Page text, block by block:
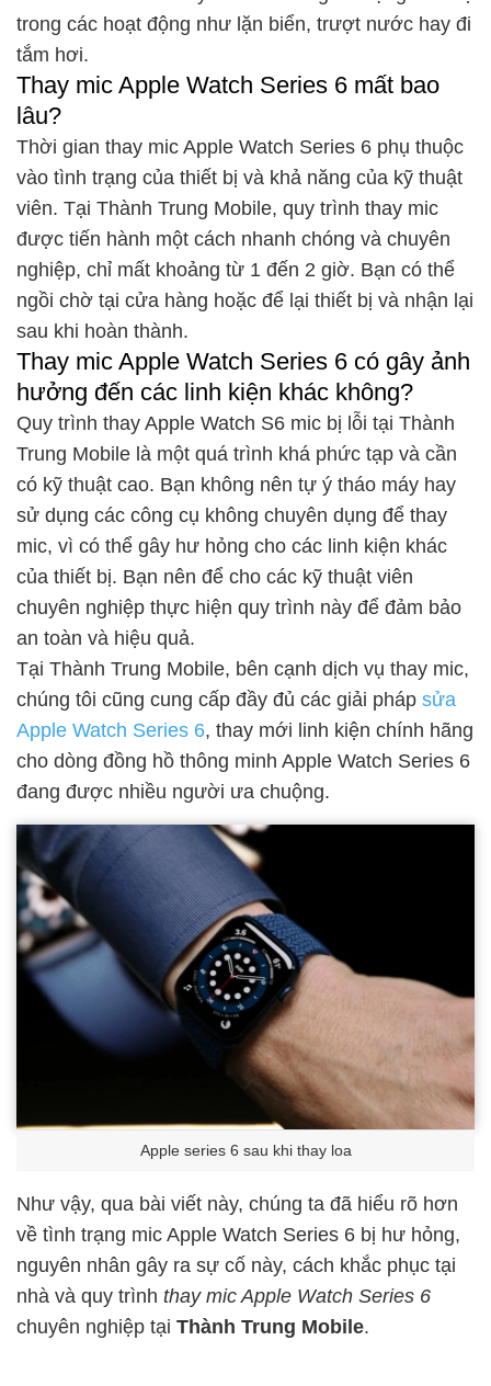
trong các hoạt động như lặn biển, trượt nước hay đi
tắm hơi.
Thay mic Apple Watch Series 6 mất bao
lâu?
Thời gian thay mic Apple Watch Series 6 phụ thuộc
vào tình trạng của thiết bị và khả năng của kỹ thuật
viên. Tại Thành Trung Mobile, quy trình thay mic
được tiến hành một cách nhanh chóng và chuyên
nghiệp, chỉ mất khoảng từ 1 đến 2 giờ. Bạn có thể
ngồi chờ tại cửa hàng hoặc để lại thiết bị và nhận lại
sau khi hoàn thành.
Thay mic Apple Watch Series 6 có gây ảnh
hưởng đến các linh kiện khác không?
Quy trình thay Apple Watch S6 mic bị lỗi tại Thành
Trung Mobile là một quá trình khá phức tạp và cần
có kỹ thuật cao. Bạn không nên tự ý tháo máy hay
sử dụng các công cụ không chuyên dụng để thay
mic, vì có thể gây hư hỏng cho các linh kiện khác
của thiết bị. Bạn nên để cho các kỹ thuật viên
chuyên nghiệp thực hiện quy trình này để đảm bảo
an toàn và hiệu quả.
Tại Thành Trung Mobile, bên cạnh dịch vụ thay mic,
chúng tôi cũng cung cấp đầy đủ các giải pháp sửa
Apple Watch Series 6, thay mới linh kiện chính hãng
cho dòng đồng hồ thông minh Apple Watch Series 6
đang được nhiều người ưa chuộng.
Apple series 6 sau khi thay loa
Như vậy, qua bài viết này, chúng ta đã hiểu rõ hơn
về tình trạng mic Apple Watch Series 6 bị hư hỏng,
nguyên nhân gây ra sự cố này, cách khắc phục tại
nhà và quy trình thay mic Apple Watch Series 6
chuyên nghiệp tại Thành Trung Mobile.